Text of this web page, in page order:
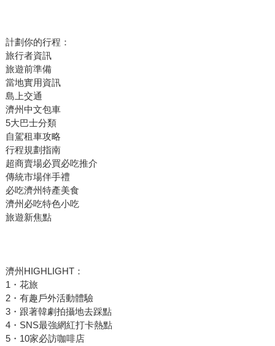
計劃你的行程：
旅行者資訊
旅遊前準備
當地實用資訊
島上交通
濟州中文包車
5大巴士分類
自駕租車攻略
行程規劃指南
超商賣場必買必吃推介
傳統市場伴手禮
必吃濟州特產美食
濟州必吃特色小吃
旅遊新焦點
濟州HIGHLIGHT：
1・花旅
2・有趣戶外活動體驗
3・跟著韓劇拍攝地去踩點
4・SNS最強網紅打卡熱點
5・10家必訪咖啡店